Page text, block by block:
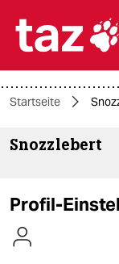

themen
Startseite
Snozzlebert
Profil-